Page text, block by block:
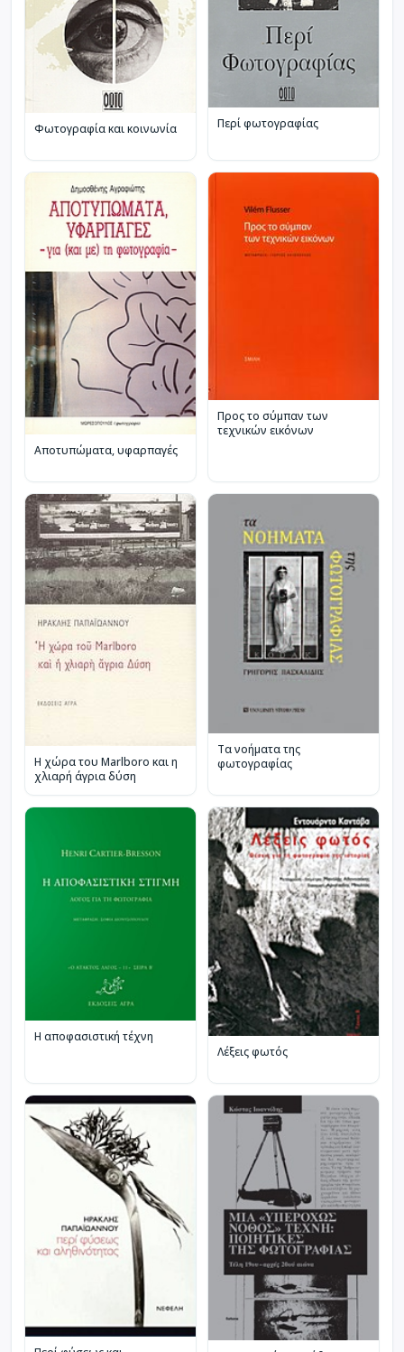
Φωτογραφία και κοινωνία Περί φωτογραφίας
Αποτυπώματα, υφαρπαγές
Προς το σύμπαν των
τεχνικών εικόνων
Η χώρα του Marlboro και η
χλιαρή άγρια δύση
Τα νοήματα της
φωτογραφίας
Η αποφασιστική τέχνη
Λέξεις φωτός